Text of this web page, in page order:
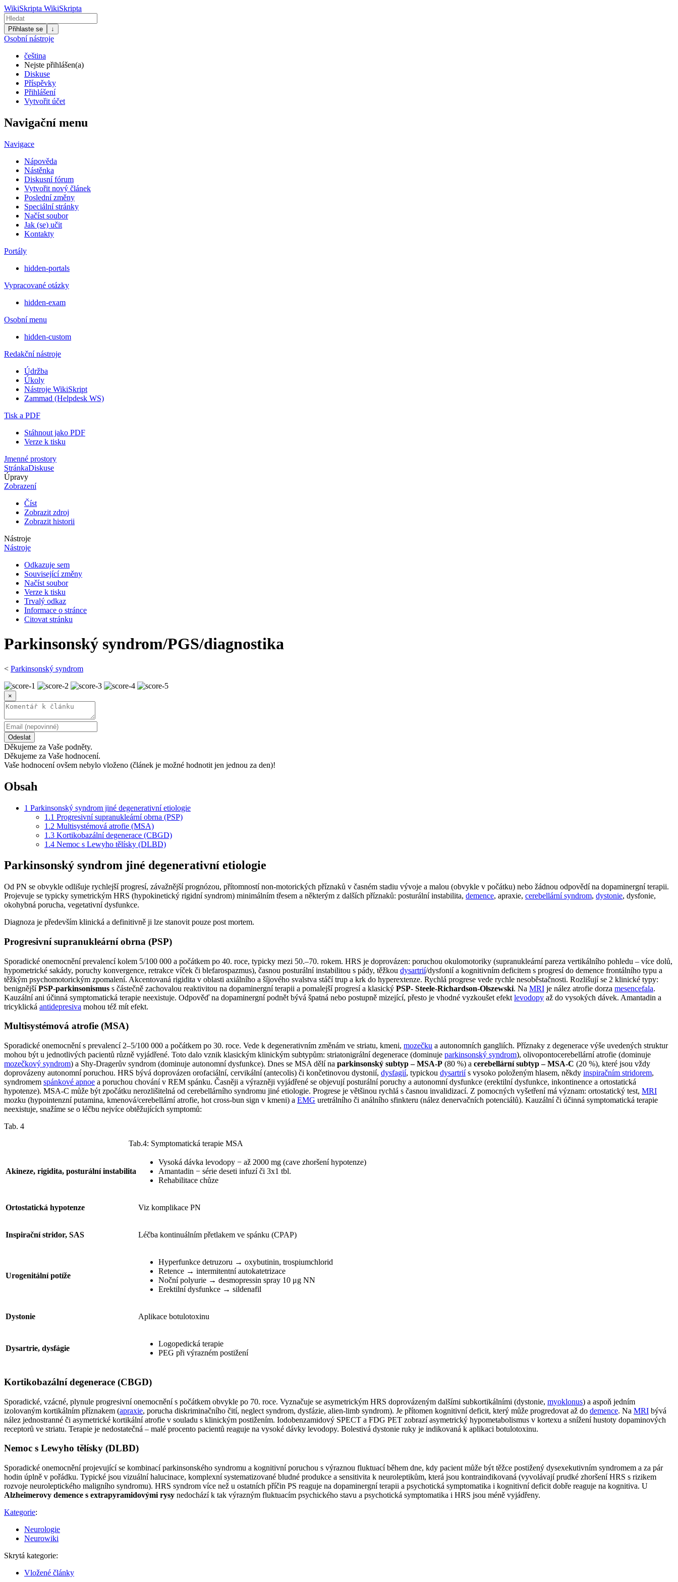
WikiSkripta WikiSkripta
Přihlaste se ↓
Osobní nástroje
čeština
Nejste přihlášen(a)
Diskuse
Příspěvky
Přihlášení
Vytvořit účet
Navigační menu
Navigace
Nápověda
Nástěnka
Diskusní fórum
Vytvořit nový článek
Poslední změny
Speciální stránky
Načíst soubor
Jak (se) učit
Kontakty
Portály
hidden-portals
Vypracované otázky
hidden-exam
Osobní menu
hidden-custom
Redakční nástroje
Údržba
Úkoly
Nástroje WikiSkript
Zammad (Helpdesk WS)
Tisk a PDF
Stáhnout jako PDF
Verze k tisku
Jmenné prostory
StránkaDiskuse
Úpravy
Zobrazení
Číst
Zobrazit zdroj
Zobrazit historii
Nástroje
Nástroje
Odkazuje sem
Související změny
Načíst soubor
Verze k tisku
Trvalý odkaz
Informace o stránce
Citovat stránku
Parkinsonský syndrom/PGS/diagnostika
< Parkinsonský syndrom
×
Odeslat
Děkujeme za Vaše podněty.
Děkujeme za Vaše hodnocení.
Vaše hodnocení ovšem nebylo vloženo (článek je možné hodnotit jen jednou za den)!
Obsah
1 Parkinsonský syndrom jiné degenerativní etiologie
1.1 Progresivní supranukleární obrna (PSP)
1.2 Multisystémová atrofie (MSA)
1.3 Kortikobazální degenerace (CBGD)
1.4 Nemoc s Lewyho tělísky (DLBD)
Parkinsonský syndrom jiné degenerativní etiologie
Od PN se obvykle odlišuje rychlejší progresí, závažnější prognózou, přítomností non-motorických příznaků v časném stadiu vývoje a malou (obvykle v počátku) nebo žádnou odpovědí na dopaminergní terapii.
Projevuje se typicky symetrickým HRS (hypokinetický rigidní syndrom) minimálním třesem a některým z dalších příznaků: posturální instabilita, demence, apraxie, cerebellární syndrom, dystonie, dysfonie,
okohybná porucha, vegetativní dysfunkce.
Diagnoza je především klinická a definitivně ji lze stanovit pouze post mortem.
Progresivní supranukleární obrna (PSP)
Sporadické onemocnění prevalencí kolem 5/100 000 a počátkem po 40. roce, typicky mezi 50.–70. rokem. HRS je doprovázen: poruchou okulomotoriky (supranukleární pareza vertikálního pohledu – více dolů,
hypometrické sakády, poruchy konvergence, retrakce víček či blefarospazmus), časnou posturální instabilitou s pády, těžkou dysartrií/dysfonií a kognitivním deficitem s progresí do demence frontálního typu a
těžkým psychomotorickým zpomalení. Akcentovaná rigidita v oblasti axiálního a šíjového svalstva stáčí trup a krk do hyperextenze. Rychlá progrese vede rychle nesoběstačnosti. Rozlišují se 2 klinické typy:
benignějšíPSP-parkinsonismus s částečně zachovalou reaktivitou na dopaminergní terapii a pomalejší progresí a klasický PSP- Steele-Richardson-Olszewski. Na MRI je nález atrofie dorza mesencefala.
Kauzální ani účinná symptomatická terapie neexistuje. Odpověď na dopaminergní podnět bývá špatná nebo postupně mizející, přesto je vhodné vyzkoušet efekt levodopy až do vysokých dávek. Amantadin a
tricyklická antidepresiva mohou též mít efekt.
Multisystémová atrofie (MSA)
Sporadické onemocnění s prevalencí 2–5/100 000 a počátkem po 30. roce. Vede k degenerativním změnám ve striatu, kmeni, mozečku a autonomních gangliích. Příznaky z degenerace výše uvedených struktur
mohou být u jednotlivých pacientů různě vyjádřené. Toto dalo vznik klasickým klinickým subtypům: striatonigrální degenerace (dominuje parkinsonský syndrom), olivopontocerebellární atrofie (dominuje
mozečkový syndrom) a Shy-Dragerův syndrom (dominuje autonomní dysfunkce). Dnes se MSA dělí na parkinsonský subtyp – MSA-P (80 %) a cerebellární subtyp – MSA-C (20 %), které jsou vždy
doprovázeny autonomní poruchou. HRS bývá doprovázen orofaciální, cervikální (antecolis) či končetinovou dystonií, dysfagií, typickou dysartriís vysoko položeným hlasem, někdy inspiračním stridorem,
syndromem spánkové apnoe a poruchou chování v REM spánku. Časněji a výrazněji vyjádřené se objevují posturální poruchy a autonomní dysfunkce (erektilní dysfunkce, inkontinence a ortostatická
hypotenze). MSA-C může být zpočátku nerozlišitelná od cerebellárního syndromu jiné etiologie. Progrese je většinou rychlá s časnou invalidizací. Z pomocných vyšetření má význam: ortostatický test, MRI
mozku (hypointenzní putamina, kmenová/cerebellární atrofie, hot cross-bun sign v kmeni) a EMG uretrálního či análního sfinkteru (nález denervačních potenciálů). Kauzální či účinná symptomatická terapie
neexistuje, snažíme se o léčbu nejvíce obtěžujících symptomů:
Tab. 4
Tab.4: Symptomatická terapie MSA
Akineze, rigidita, posturální instabilita
Vysoká dávka levodopy − až 2000 mg (cave zhoršení hypotenze)
Amantadin − série deseti infuzí či 3x1 tbl.
Rehabilitace chůze
Ortostatická hypotenze Viz komplikace PN
Inspirační stridor, SAS Léčba kontinuálním přetlakem ve spánku (CPAP)
Urogenitální potíže
Hyperfunkce detruzoru → oxybutinin, trospiumchlorid
Retence → intermitentní autokatetrizace
Noční polyurie → desmopressin spray 10 μg NN
Erektilní dysfunkce → sildenafil
Dystonie Aplikace botulotoxinu
Dysartrie, dysfágie
Logopedická terapie
PEG při výrazném postižení
Kortikobazální degenerace (CBGD)
Sporadické, vzácné, plynule progresivní onemocnění s počátkem obvykle po 70. roce. Vyznačuje se asymetrickým HRS doprovázeným dalšími subkortikálními (dystonie, myoklonus) a aspoň jedním
izolovaným kortikálním příznakem (apraxie, porucha diskriminačního čití, neglect syndrom, dysfázie, alien-limb syndrom). Je přítomen kognitivní deficit, který může progredovat až do demence. Na MRI bývá
nález jednostranné či asymetrické kortikální atrofie v souladu s klinickým postižením. Iodobenzamidový SPECT a FDG PET zobrazí asymetrický hypometabolismus v kortexu a snížení hustoty dopaminových
receptorů ve striatu. Terapie je nedostatečná – malé procento pacientů reaguje na vysoké dávky levodopy. Bolestivá dystonie ruky je indikovaná k aplikaci botulotoxinu.
Nemoc s Lewyho tělísky (DLBD)
Sporadické onemocnění projevující se kombinací parkinsonského syndromu a kognitivní poruchou s výraznou fluktuací během dne, kdy pacient může být těžce postižený dysexekutivním syndromem a za pár
hodin úplně v pořádku. Typické jsou vizuální halucinace, komplexní systematizované bludné produkce a sensitivita k neuroleptikům, která jsou kontraindikovaná (vyvolávají prudké zhoršení HRS s rizikem
rozvoje neuroleptického maligního syndromu). HRS syndrom více než u ostatních příčin PS reaguje na dopaminergní terapii a psychotická symptomatika i kognitivní deficit dobře reaguje na kognitiva. U
Alzheimerovy demence s extrapyramidovými rysy nedochází k tak výrazným fluktuacím psychického stavu a psychotická symptomatika i HRS jsou méně vyjádřeny.
Kategorie:
Neurologie
Neurowiki
Skrytá kategorie:
Vložené články